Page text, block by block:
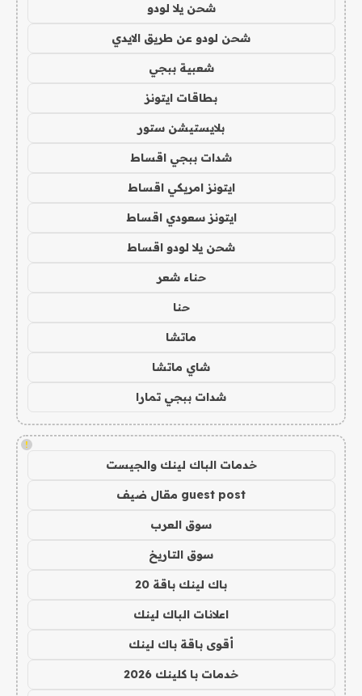
شحن يلا لودو
شحن لودو عن طريق الايدي
شعبية ببجي
بطاقات ايتونز
بلايستيشن ستور
شدات ببجي اقساط
ايتونز امريكي اقساط
ايتونز سعودي اقساط
شحن يلا لودو اقساط
حناء شعر
حنا
ماتشا
شاي ماتشا
شدات ببجي تمارا
!
خدمات الباك لينك والجيست
guest post مقال ضيف
سوق العرب
سوق التاريخ
باك لينك باقة 20
اعلانات الباك لينك
أقوى باقة باك لينك
خدمات با كلينك 2026